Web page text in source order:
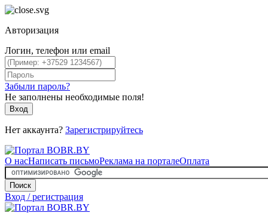
Авторизация
Логин, телефон или email
Забыли пароль?
Не заполнены необходимые поля!
Вход
Нет аккаунта? Зарегистрируйтесь
О насНаписать письмоРеклама на порталеОплата
Поиск
Вход / регистрация